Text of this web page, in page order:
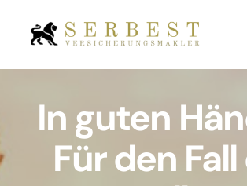
Inhalt
Über Uns
In guten
Für den